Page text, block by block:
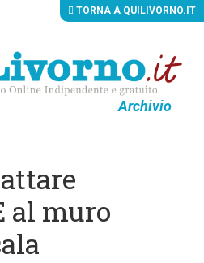
Archivio
TORNA A QUILIVORNO.IT
al muro